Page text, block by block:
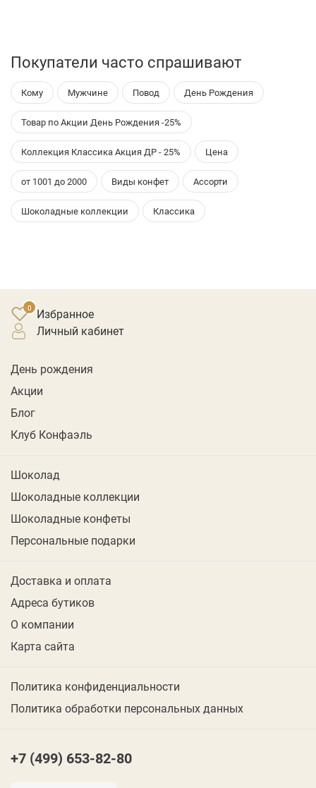
Покупатели часто спрашивают
Кому Мужчине Повод День Рождения
Товар по Акции День Рождения -25%
Коллекция Классика Акция ДР - 25% Цена
от 1001 до 2000 Виды конфет Ассорти
Шоколадные коллекции Классика
Избранное
личный кабинет
День рождения
Акции
Блог
Клуб Конфаэль
Шоколад
Шоколадные коллекции
Шоколадные конфеты
Персональные подарки
Доставка и оплата
Адреса бутиков
О компании
Карта сайта
Политика конфиденциальности
Политика обработки персональных данных
+7 (499) 653-82-80